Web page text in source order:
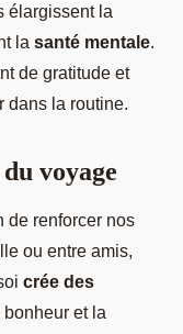
élargissent la
la santé mentale.
de gratitude et
dans la routine.
voyage
de renforcer nos
ou entre amis,
crée des
et la